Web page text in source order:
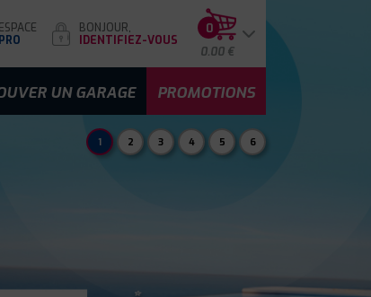
ESPACE
PRO
BONJOUR,
IDENTIFIEZ-VOUS
0
0.00 €
UN GARAGE PROMOTIONS
1 2 3 4 5 6